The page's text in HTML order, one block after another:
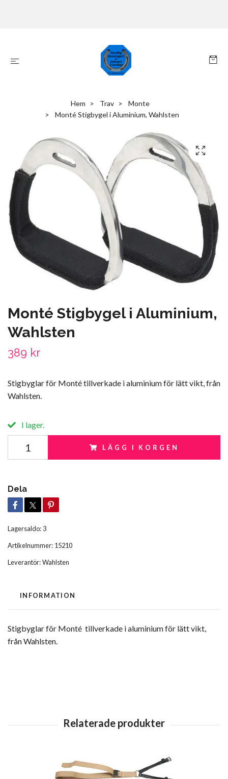
Hem Trav
Monte
Monté Stigbygel i Aluminium, Wahlsten
Monté Stigbygel i Aluminium,
Wahlsten
389 kr
Stigbyglar för Monté tillverkade i aluminium för lätt vikt, från
Wahlsten.
I lager.
LÄGG I KORGEN
Dela
Lagersaldo: 3
Artikelnummer: 15210
Leverantör:Wahlsten
INFORMATION
Stigbyglar för Monté tillverkade i aluminium för lätt vikt,
från Wahlsten.